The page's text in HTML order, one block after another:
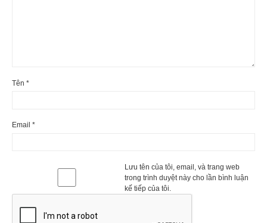
Tên *
Email *
Lưu tên của tôi, email, và trang web
trong trình duyệt này cho lần bình luận
kế tiếp của tôi.